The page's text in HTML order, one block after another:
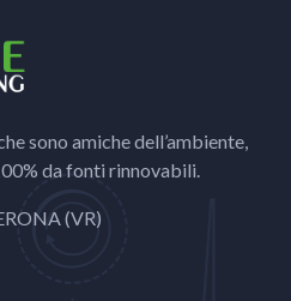
sono amiche dell’ambiente,
da fonti rinnovabili.
(VR)